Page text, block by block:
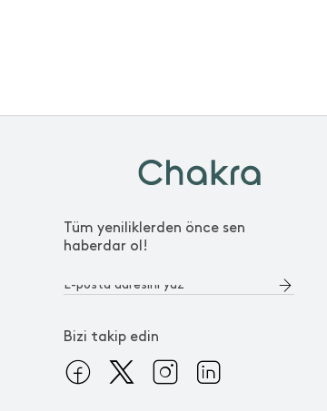
Tüm yeniliklerden önce sen
haberdar ol!
Bizi takip edin